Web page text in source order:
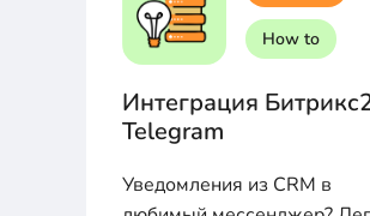
How to
Интеграция
Telegram
Уведомления из CRM в